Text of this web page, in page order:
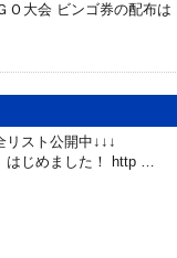
大会 ビンゴ券の配布は
スト公開中↓↓↓
はじめました！ http …